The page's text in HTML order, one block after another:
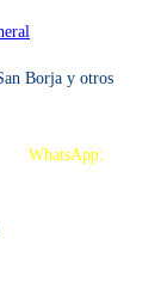
Borja y otros
WhatsApp: